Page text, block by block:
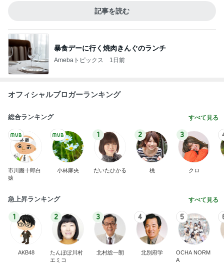
記事を読む
暴食デーに行く焼肉きんぐのランチ
Amebaトピックス 1日前
オフィシャルブロガーランキング
総合ランキング すべて見る
市川團十郎白
猿
小林麻央
1
だいたひかる
2
桃
3
クロ
急上昇ランキング すべて見る
1
AKB48
2
たんぽぽ川村
エミコ
3
北村総一朗
4
北別府学
5
OCHA NORM
A